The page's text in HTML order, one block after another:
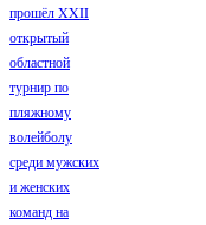
прошёл XXII
открытый
областной
турнир по
пляжному
волейболу
среди мужских
и женских
команд на